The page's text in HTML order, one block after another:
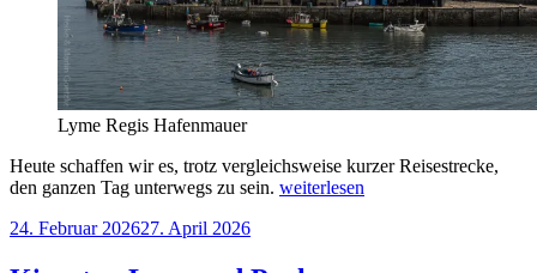
Lyme Regis Hafenmauer
Heute schaffen wir es, trotz vergleichsweise kurzer Reisestrecke,
den ganzen Tag unterwegs zu sein. „Wareham
weiterlesen
Veröffentlicht
24. Februar 202627. April 2026